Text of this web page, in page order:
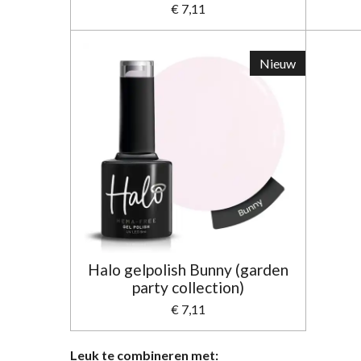
€ 7,11
Nieuw
Halo gelpolish Bunny (garden
party collection)
€ 7,11
Leuk te combineren met: